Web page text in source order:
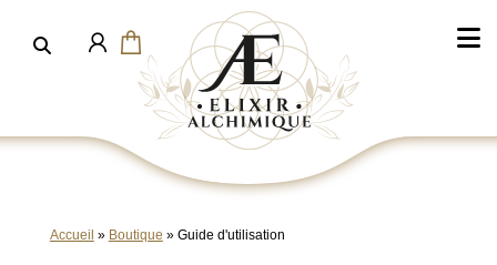
Accueil » Boutique » Guide d'utilisation